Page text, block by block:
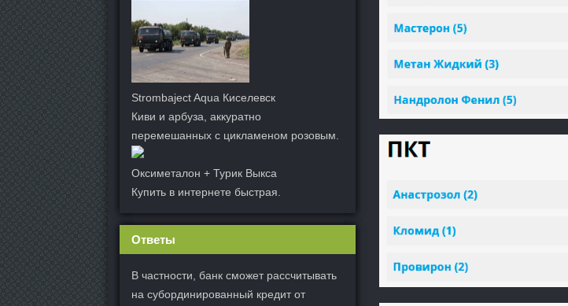
Strombaject Aqua Киселевск
Киви и арбуза, аккуратно
перемешанных с цикламеном розовым.
Оксиметалон + Турик Выкса
Купить в интернете быстрая.
Ответы
В частности, банк сможет рассчитывать
на субординированный кредит от